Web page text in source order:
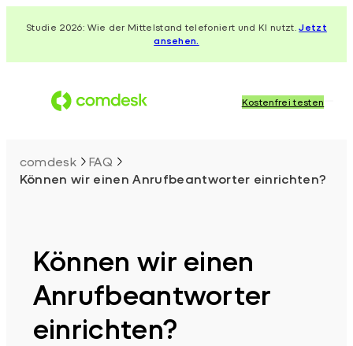
InhaltStudie 2026: Wie der Mittelstand telefoniert und KI nutzt.Jetzt
ansehen.
Kostenfrei testen
comdesk
FAQ
Können wir einen Anrufbeantworter einrichten?
Können wir einen
Anrufbeantworter
einrichten?